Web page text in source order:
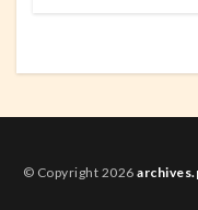
© Copyright 2026